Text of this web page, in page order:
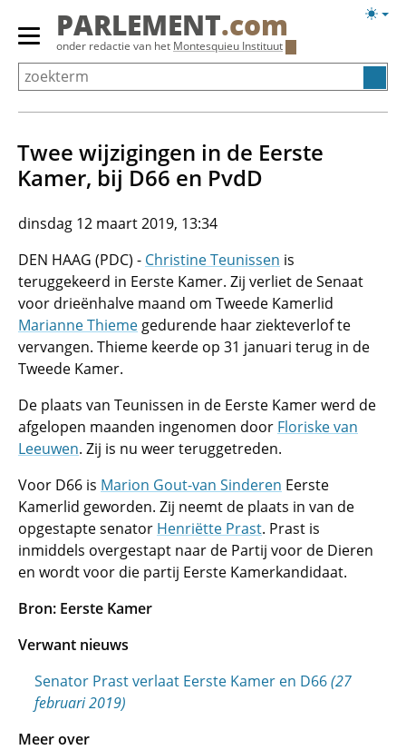
Overslaan
Primair
menu
tonen/verbergen
PARLEMENT.com
onder redactie van het Montesquieu Instituut
Twee wijzigingen in de Eerste
Kamer, bij D66 en PvdD
dinsdag 12 maart 2019, 13:34
DEN HAAG (PDC) - Christine Teunissen is
teruggekeerd in Eerste Kamer. Zij verliet de Senaat
voor drieënhalve maand om Tweede Kamerlid
Marianne Thieme gedurende haar ziekteverlof te
vervangen. Thieme keerde op 31 januari terug in de
Tweede Kamer.
De plaats van Teunissen in de Eerste Kamer werd de
afgelopen maanden ingenomen door Floriske van
Leeuwen. Zij is nu weer teruggetreden.
Voor D66 is Marion Gout-van Sinderen Eerste
Kamerlid geworden. Zij neemt de plaats in van de
opgestapte senator Henriëtte Prast. Prast is
inmiddels overgestapt naar de Partij voor de Dieren
en wordt voor die partij Eerste Kamerkandidaat.
Bron: Eerste Kamer
Verwant nieuws
Senator Prast verlaat Eerste Kamer en D66(27
februari 2019)
Meer over